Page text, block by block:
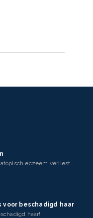
De huid van mensen met atopisch eczeem verliest makkelijker vocht dan een gezonde huid. Dit komt doo
voor beschadigd haar
haar!